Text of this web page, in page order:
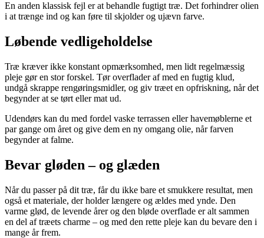
En anden klassisk fejl er at behandle fugtigt træ. Det forhindrer olien
i at trænge ind og kan føre til skjolder og ujævn farve.
Løbende vedligeholdelse
Træ kræver ikke konstant opmærksomhed, men lidt regelmæssig
pleje gør en stor forskel. Tør overflader af med en fugtig klud,
undgå skrappe rengøringsmidler, og giv træet en opfriskning, når det
begynder at se tørt eller mat ud.
Udendørs kan du med fordel vaske terrassen eller havemøblerne et
par gange om året og give dem en ny omgang olie, når farven
begynder at falme.
Bevar gløden – og glæden
Når du passer på dit træ, får du ikke bare et smukkere resultat, men
også et materiale, der holder længere og ældes med ynde. Den
varme glød, de levende årer og den bløde overflade er alt sammen
en del af træets charme – og med den rette pleje kan du bevare den i
mange år frem.